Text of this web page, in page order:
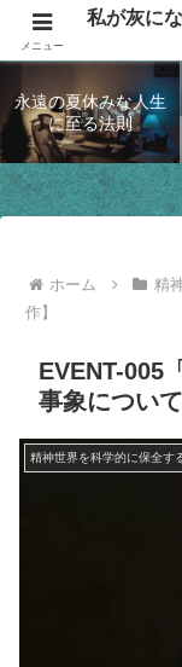
永遠の夏休みな人生
に至る法則
ホーム
精
作】
EVENT-005
事象について
精神世界を科学的に保全す
メニュー
私が灰に